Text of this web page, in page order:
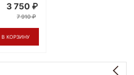
3 750
7 910
В КОРЗИНУ